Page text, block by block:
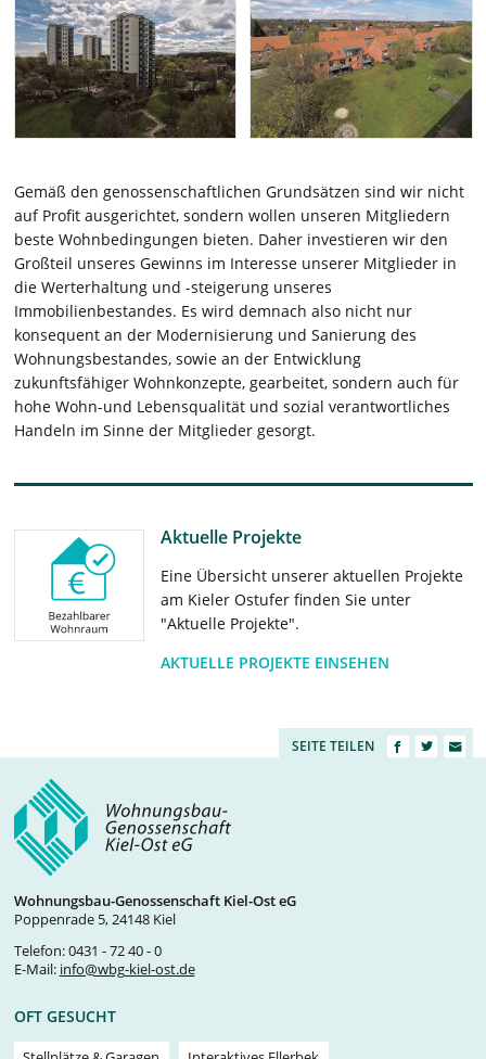
Gemäß den genossenschaftlichen Grundsätzen sind wir nicht
auf Profit ausgerichtet, sondern wollen unseren Mitgliedern
beste Wohnbedingungen bieten. Daher investieren wir den
Großteil unseres Gewinns im Interesse unserer Mitglieder in
die Werterhaltung und -steigerung unseres
Immobilienbestandes. Es wird demnach also nicht nur
konsequent an der Modernisierung und Sanierung des
Wohnungsbestandes, sowie an der Entwicklung
zukunftsfähiger Wohnkonzepte, gearbeitet, sondern auch für
hohe Wohn-und Lebensqualität und sozial verantwortliches
Handeln im Sinne der Mitglieder gesorgt.
Aktuelle Projekte
Eine Übersicht unserer aktuellen Projekte
am Kieler Ostufer finden Sie unter
"Aktuelle Projekte".
AKTUELLE PROJEKTE EINSEHEN
SEITE TEILEN
Wohnungsbau-Genossenschaft Kiel-Ost eG
Poppenrade 5, 24148 Kiel
Telefon:0431 - 72 40 - 0
E-Mail: info@wbg-kiel-ost.de
OFT GESUCHT